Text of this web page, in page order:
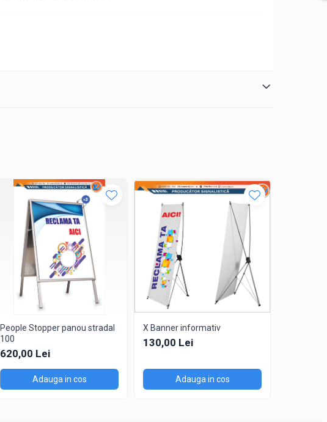
People Stopper panou stradal
100
620,00 Lei
Adauga in cos
X Banner informativ
130,00 Lei
Adauga in cos